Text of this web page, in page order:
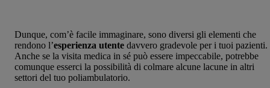
Dunque, com’è facile immaginare, sono diversi gli elementi che
rendono l’esperienza utente davvero gradevole per i tuoi pazienti.
Anche se la visita medica in sé può essere impeccabile, potrebbe
comunque esserci la possibilità di colmare alcune lacune in altri
settori del tuo poliambulatorio.